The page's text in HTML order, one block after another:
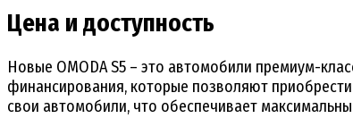
Цена и доступность
Новые OMODA S5 – это автомобили премиум-
финансирования, которые позволяют
свои автомобили, что обеспечивает